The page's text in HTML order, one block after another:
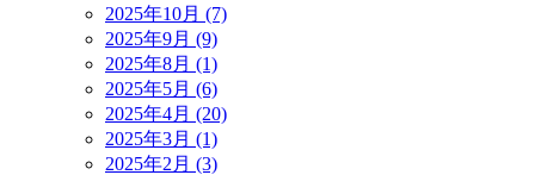
2025年10月 (7)
2025年9月 (9)
2025年8月 (1)
2025年5月 (6)
2025年4月 (20)
2025年3月 (1)
2025年2月 (3)